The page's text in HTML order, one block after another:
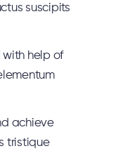
suscipits
with help of
achieve
tristique